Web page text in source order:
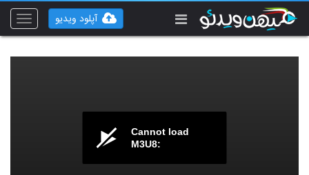
Toggle
آپلود ویدیو
Cannot load
M3U8: